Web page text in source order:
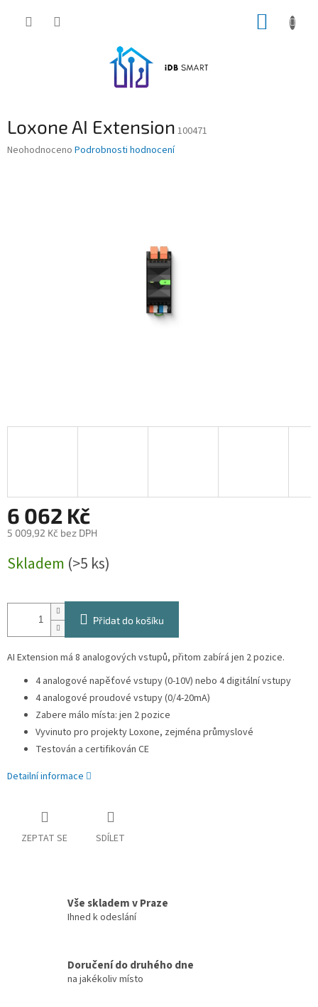
Loxone AI Extension 100471
Průměrné
Neohodnoceno Podrobnosti hodnocení
6 062 Kč
5 009,92 Kč bez DPH
cena:
Skladem (>5 ks)
Přidat do košíku
AI Extension má 8 analogových vstupů, přitom zabírá jen 2 pozice.
4 analogové napěťové vstupy (0-10V) nebo 4 digitální vstupy
4 analogové proudové vstupy (0/4-20mA)
Zabere málo místa: jen 2 pozice
Vyvinuto pro projekty Loxone, zejména průmyslové
Testován a certifikován CE
Detailní informace
ZEPTAT SE SDÍLET
Vše skladem v Praze
Ihned k odeslání
Doručení do druhého dne
na jakékoliv místo